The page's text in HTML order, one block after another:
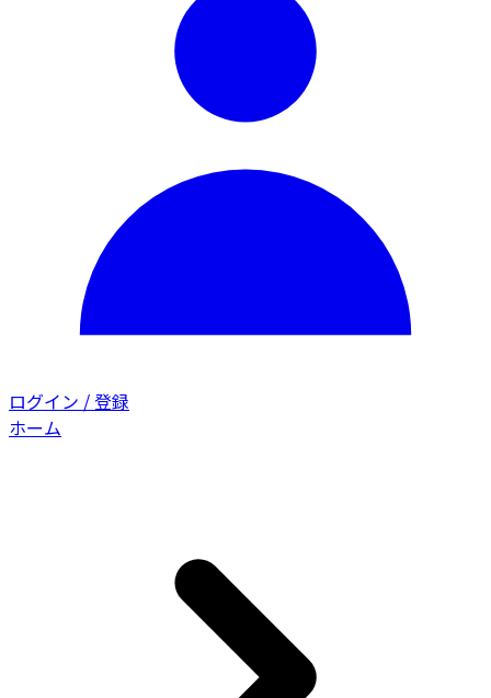
ログイン / 登録
ホーム